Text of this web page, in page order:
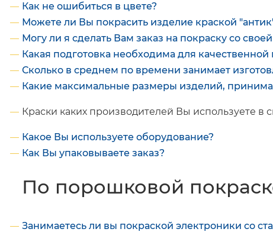
Как не ошибиться в цвете?
Можете ли Вы покрасить изделие краской
Могу ли я сделать Вам заказ на покраску со
Какая подготовка необходима для качественной
Сколько в среднем по времени занимает
Какие максимальные размеры изделий,
Краски каких производителей Вы используете в
Какое Вы используете оборудование?
Как Вы упаковываете заказ?
По порошковой
Занимаетесь ли вы покраской электроники со